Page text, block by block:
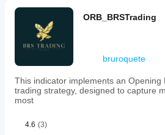
ORB_BRSTrading
bruroquete
This indicator implements an Opening
trading strategy, designed to capture
most
4.6 (3)